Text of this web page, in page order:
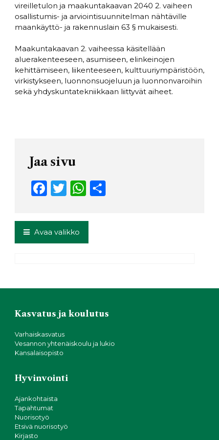
vireilletulon ja maakuntakaavan 2040 2. vaiheen
osallistumis- ja arviointisuunnitelman nähtäville
maankäyttö- ja rakennuslain 63 § mukaisesti.
Maakuntakaavan 2. vaiheessa käsitellään
aluerakenteeseen, asumiseen, elinkeinojen
kehittämiseen, liikenteeseen, kulttuuriympäristöön,
virkistykseen, luonnonsuojeluun ja luonnonvaroihin
sekä yhdyskuntatekniikkaan liittyvät aiheet.
Jaa sivu
F
c
e
T
it
t
W
a
Avaa valikko
Kasvatus ja koulutus
Varhaiskasvatus
Vesannon yhtenäiskoulu ja lukio
Kansalaisopisto
Hyvinvointi
Ajankohtaista
Tapahtumat
Nuorisotyö
Etsivä nuorisotyö
Kirjasto